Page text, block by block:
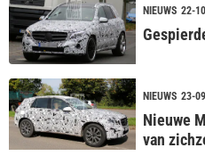
NIEUWS 22-
NIEUWS 23-
Nieuwe
van